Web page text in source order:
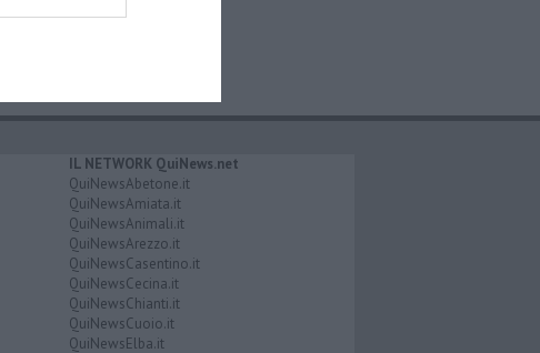
IL NETWORK QuiNews.net
QuiNewsAbetone.it
QuiNewsAmiata.it
QuiNewsAnimali.it
QuiNewsArezzo.it
QuiNewsCasentino.it
QuiNewsCecina.it
QuiNewsChianti.it
QuiNewsCuoio.it
QuiNewsElba.it